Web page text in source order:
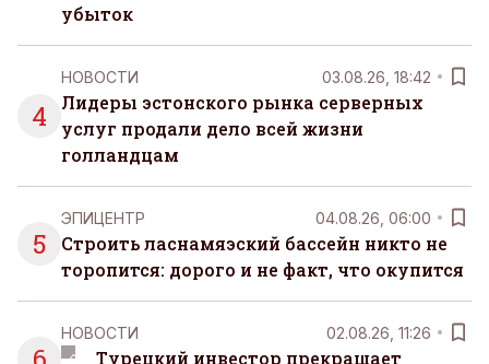
убыток
4
НОВОСТИ 03.08.26, 18:42
Лидеры эстонского рынка серверных
услуг продали дело всей жизни
голландцам
5
ЭПИЦЕНТР 04.08.26, 06:00
Строить ласнамяэский бассейн никто не
торопится: дорого и не факт, что окупится
НОВОСТИ 02.08.26, 11:26
Турецкий инвестор прекращает